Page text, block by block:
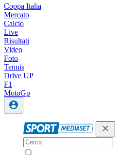
Coppa Italia
Mercato
Calcio
Live
Risultati
Video
Foto
Tennis
Drive UP
F1
MotoGp